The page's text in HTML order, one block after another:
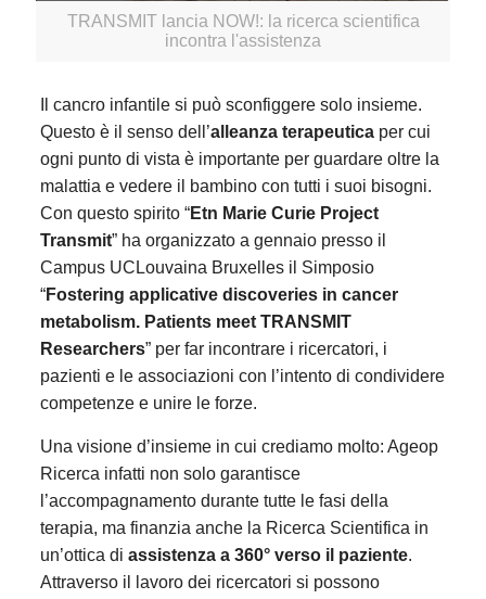
TRANSMIT lancia NOW!: la ricerca scientifica
incontra l'assistenza
Il cancro infantile si può sconfiggere solo insieme.
Questo è il senso dell’alleanza terapeuticaper cui
ogni punto di vista è importante per guardare oltre la
malattia e vedere il bambino con tutti i suoi bisogni.
Con questo spirito “Etn Marie Curie Project
Transmit” ha organizzato a gennaio presso il
Campus UCLouvaina Bruxelles il Simposio
“Fostering applicative discoveries in cancer
metabolism. Patients meet TRANSMIT
Researchers” per far incontrare i ricercatori, i
pazienti e le associazioni con l’intento di condividere
competenze e unire le forze.
Una visione d’insieme in cui crediamo molto: Ageop
Ricerca infatti non solo garantisce
l’accompagnamento durante tutte le fasi della
terapia, ma finanzia anche la Ricerca Scientifica in
un’ottica di assistenza a 360° verso il paziente.
Attraverso il lavoro dei ricercatori si possono